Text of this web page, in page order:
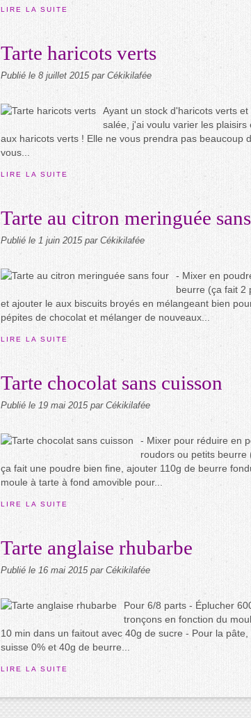
LIRE LA SUITE
Tarte haricots verts
Publié le 8 juillet 2015 par Cékikilafée
Ayant un stock d'haricots verts
salée, j'ai voulu varier les
aux haricots verts ! Elle ne vous prendra pas beaucoup
vous...
LIRE LA SUITE
Tarte au citron meringuée
Publié le 1 juin 2015 par Cékikilafée
- Mixer en
beurre (ça fait 2
et ajouter le aux biscuits broyés en mélangeant bien
pépites de chocolat et mélanger de nouveaux...
LIRE LA SUITE
Tarte chocolat sans cuisson
Publié le 19 mai 2015 par Cékikilafée
- Mixer pour réduire en
roudors ou petits beurre
ça fait une poudre bien fine, ajouter 110g de beurre
moule à tarte à fond amovible pour...
LIRE LA SUITE
​Tarte anglaise rhubarbe
Publié le 16 mai 2015 par Cékikilafée
Pour 6/8 parts - Éplucher
tronçons en fonction du
10 min dans un faitout avec 40g de sucre - Pour la
suisse 0% et 40g de beurre...
LIRE LA SUITE